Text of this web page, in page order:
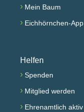
› Mein Baum
› Eichhörnchen-App
Helfen
› Spenden
› Mitglied werden
› Ehrenamtlich aktiv